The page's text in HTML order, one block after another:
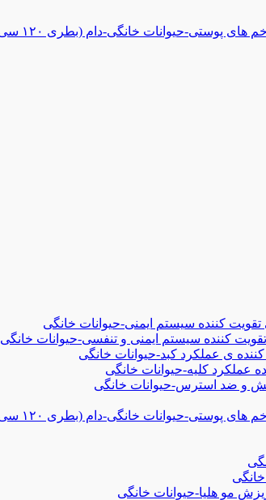
پوستی-حیوانات خانگی-دام (بطری ۱۲۰ سی سی)
تقویت کننده سیستم ایمنی-حیوانات خانگی
تقویت کننده سیستم ایمنی و تنفسی-حیوانات خانگی
ی عملکرد کبد-حیوانات خانگی
عملکرد کلیه-حیوانات خانگی
و ضد استرس-حیوانات خانگی
پوستی-حیوانات خانگی-دام (بطری ۱۲۰ سی سی)
مو هلیا-حیوانات خانگی